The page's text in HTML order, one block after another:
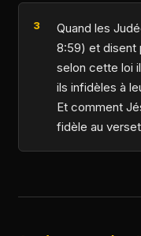
Quand les
8:59) et disent
selon cette loi
ils infidèles à
Et comment
fidèle au